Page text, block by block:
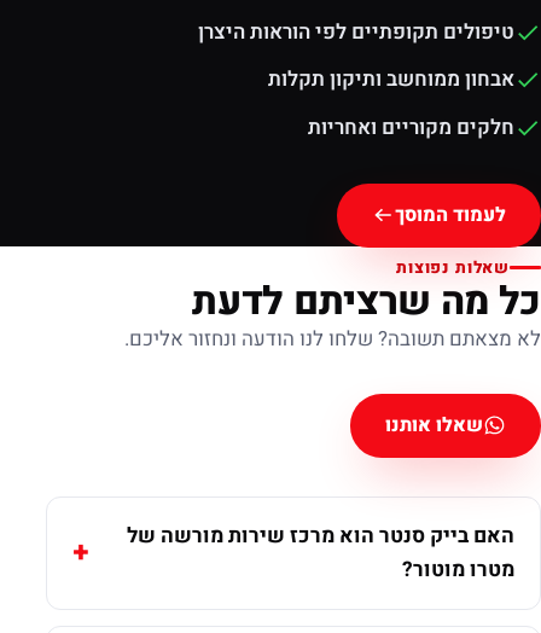
טיפולים תקופתיים לפי הוראות היצרן
אבחון ממוחשב ותיקון תקלות
חלקים מקוריים ואחריות
לעמוד המוסך
שאלות נפוצות
כל מה שרציתם לדעת
לא מצאתם תשובה? שלחו לנו הודעה ונחזור אליכם.
שאלו אותנו
האם בייק סנטר הוא מרכז שירות מורשה של
מטרו מוטור?